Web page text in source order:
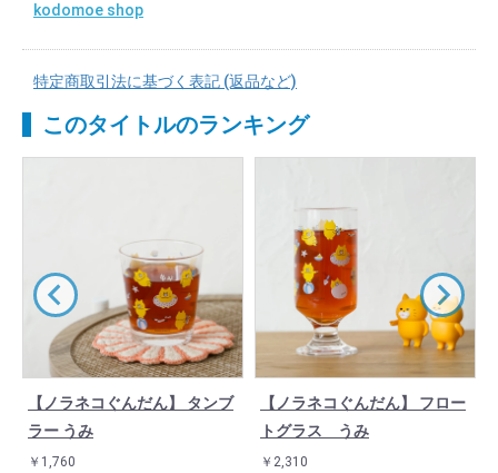
kodomoe shop
特定商取引法に基づく表記 (返品など)
このタイトルのランキング
【ノラネコぐんだん】 タンブ
ラー うみ
￥1,760
【ノラネコぐんだん】 フロー
トグラス うみ
￥2,310